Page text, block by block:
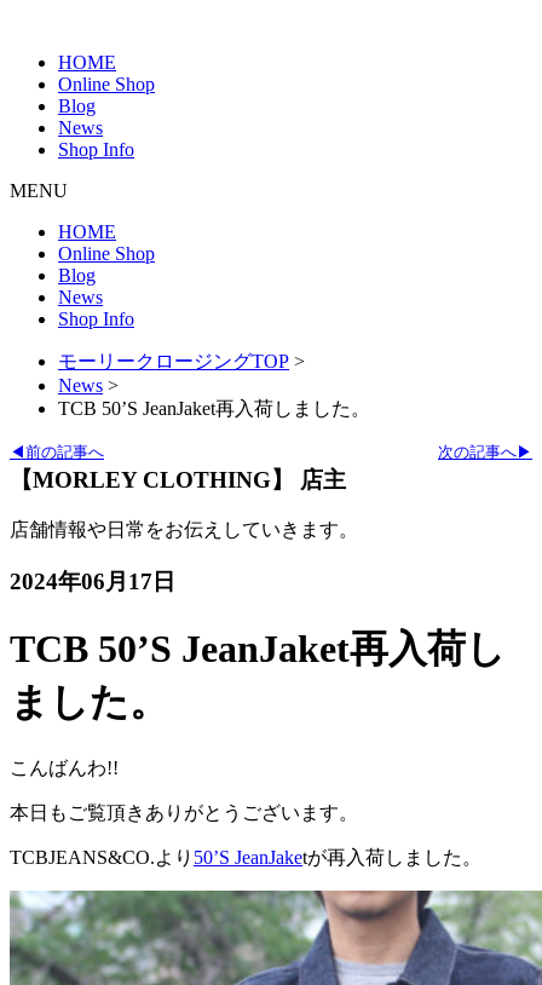
HOME
Online Shop
Blog
News
Shop Info
MENU
HOME
Online Shop
Blog
News
Shop Info
モーリークロージングTOP >
News >
TCB 50’S JeanJaket再入荷しました。
次の記事へ▶
◀前の記事へ
【MORLEY CLOTHING】 店主
店舗情報や日常をお伝えしていきます。
2024年06月17日
TCB 50’S JeanJaket再入荷し
ました。
こんばんわ!!
本日もご覧頂きありがとうございます。
TCBJEANS&CO.より 50’S JeanJaketが再入荷しました。